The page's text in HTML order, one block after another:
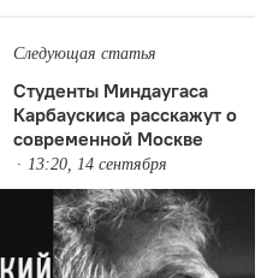
Следующая статья
Студенты Миндаугаса
Карбаускиса расскажут о
современной Москве
13:20, 14 сентября